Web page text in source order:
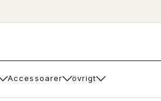
Accessoarer övrigt